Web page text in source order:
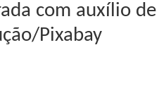
com auxílio
Pixabay